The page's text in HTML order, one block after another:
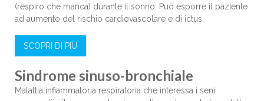
(respiro che manca) durante il sonno. Può esporre il paziente
ad aumento del rischio cardiovascolare e di ictus.
SCOPRI DI PIÙ
Sindrome sinuso-bronchiale
Malattia infiammatoria respiratoria che interessa i seni